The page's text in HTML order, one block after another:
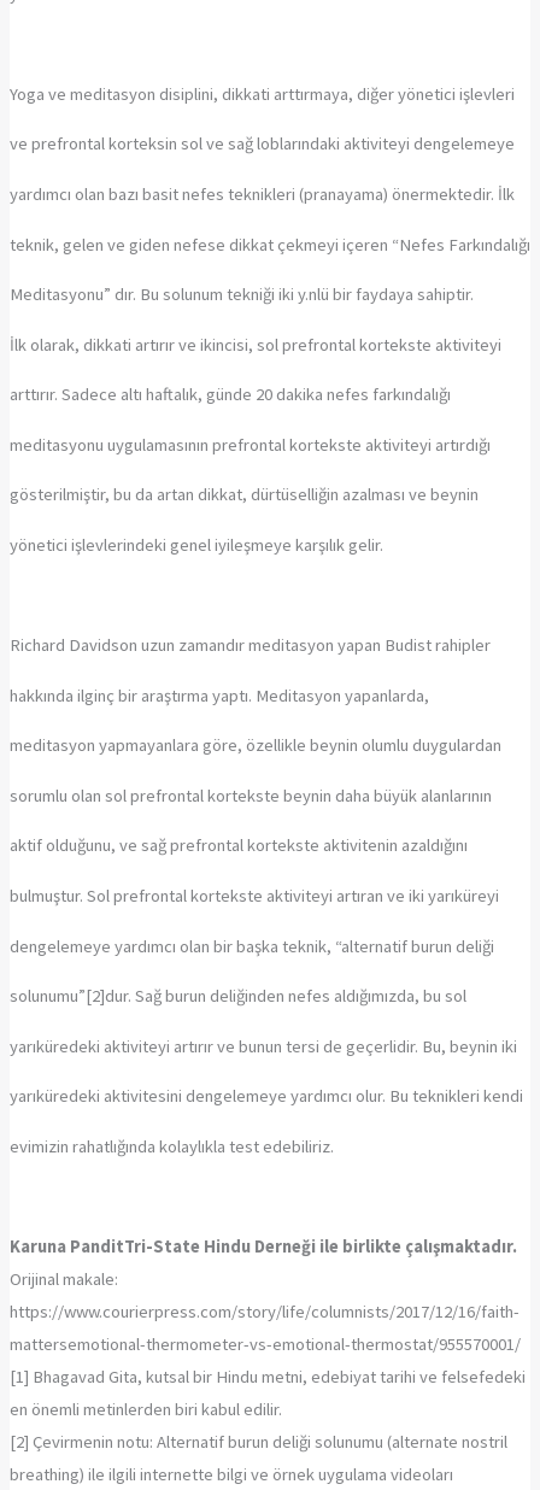
Yoga ve meditasyon disiplini, dikkati arttırmaya, diğer yönetici işlevleri
ve prefrontal korteksin sol ve sağ loblarındaki aktiviteyi dengelemeye
yardımcı olan bazı basit nefes teknikleri (pranayama) önermektedir. İlk
teknik, gelen ve giden nefese dikkat çekmeyi içeren “Nefes Farkındalığı
Meditasyonu” dır. Bu solunum tekniği iki y.nlü bir faydaya sahiptir.
İlk olarak, dikkati artırır ve ikincisi, sol prefrontal kortekste aktiviteyi
arttırır. Sadece altı haftalık, günde 20 dakika nefes farkındalığı
meditasyonu uygulamasının prefrontal kortekste aktiviteyi artırdığı
gösterilmiştir, bu da artan dikkat, dürtüselliğin azalması ve beynin
yönetici işlevlerindeki genel iyileşmeye karşılık gelir.
Richard Davidson uzun zamandır meditasyon yapan Budist rahipler
hakkında ilginç bir araştırma yaptı. Meditasyon yapanlarda,
meditasyon yapmayanlara göre, özellikle beynin olumlu duygulardan
sorumlu olan sol prefrontal kortekste beynin daha büyük alanlarının
aktif olduğunu, ve sağ prefrontal kortekste aktivitenin azaldığını
bulmuştur. Sol prefrontal kortekste aktiviteyi artıran ve iki yarıküreyi
dengelemeye yardımcı olan bir başka teknik, “alternatif burun deliği
solunumu”[2]dur. Sağ burun deliğinden nefes aldığımızda, bu sol
yarıküredeki aktiviteyi artırır ve bunun tersi de geçerlidir. Bu, beynin iki
yarıküredeki aktivitesini dengelemeye yardımcı olur. Bu teknikleri kendi
evimizin rahatlığında kolaylıkla test edebiliriz.
Karuna PanditTri-State Hindu Derneği ile birlikte çalışmaktadır.
Orijinal makale:
https://www.courierpress.com/story/life/columnists/2017/12/16/faith-
mattersemotional-thermometer-vs-emotional-thermostat/955570001/
[1] Bhagavad Gita, kutsal bir Hindu metni, edebiyat tarihi ve felsefedeki
en önemli metinlerden biri kabul edilir.
[2] Çevirmenin notu: Alternatif burun deliği solunumu (alternate nostril
breathing) ile ilgili internette bilgi ve örnek uygulama videoları